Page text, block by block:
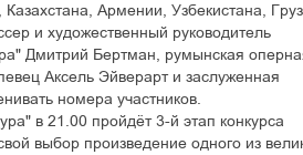
Армении, Узбекистана,
и художественный руководитель
Дмитрий Бертман, румынская
Аксель Эйверарт и заслуженная
номера участников.
в 21.00 пройдёт 3-й этап конкурса
выбор произведение одного из